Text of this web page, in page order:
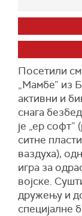
Посетили
„Мамбе” из
активни и
снага
је „ер софт”
ситне
ваздуха),
игра за
војске.
дружењу и
специјалне